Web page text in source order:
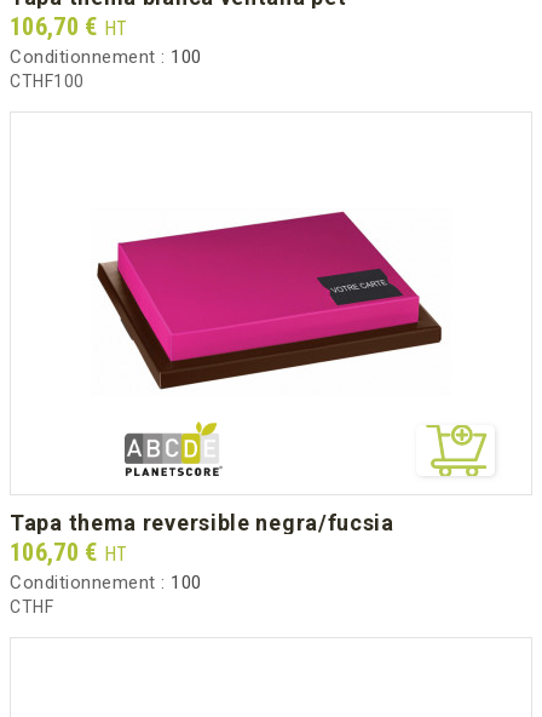
Prix
106,70 € HT
Conditionnement : 100
CTHF100
tapa thema reversible negra/fucsia
Prix
106,70 € HT
Conditionnement : 100
CTHF